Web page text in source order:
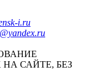
i.ru
САЙТЕ, БЕЗ